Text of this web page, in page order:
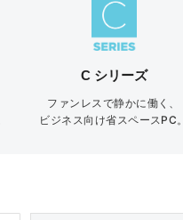
C シリーズ
ファンレスで静かに働く、
ビジネス向け省スペースPC。